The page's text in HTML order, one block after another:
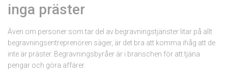
inga präster
Även om personer som tar del av begravningstjänster litar på allt
begravningsentreprenören säger, är det bra att komma ihåg att de
inte är präster. Begravningsbyråer är i branschen för att tjäna
pengar och göra affärer.